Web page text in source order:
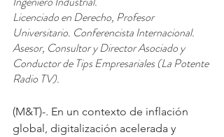
Licenciado en Derecho, Profesor
Universitario. Conferencista Internacional.
Asesor, Consultor y Director Asociado y
Conductor de Tips Empresariales (La Potente
Radio TV).
(M&T)-. En un contexto de inflación
global, digitalización acelerada y